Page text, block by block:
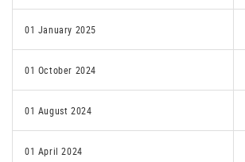
01 January 2025
01 October 2024
01 August 2024
01 April 2024